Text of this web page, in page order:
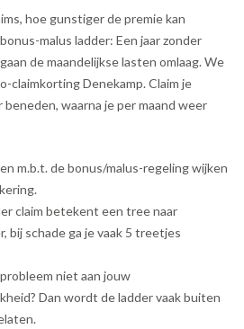
hoe gunstiger de premie kan
malus ladder: Een jaar zonder
de maandelijkse lasten omlaag. We
claimkorting Denekamp. Claim je
beneden, waarna je per maand weer
m.b.t. de bonus/malus-regeling wijken
claim betekent een tree naar
bij schade ga je vaak 5 treetjes
niet aan jouw
Dan wordt de ladder vaak buiten